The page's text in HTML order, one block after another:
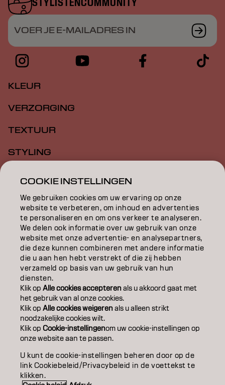
VOER JE E-MAILADRES IN
KLEUR
VERZORGING
TEXTUUR
STYLING
EDUCATION
OVER
SALONVINDER
WORD PARTNER
CONTACT
ColofonPrivacyverklaringCookiebeleid
GebruiksvoorwaardenToegankelijkheidsverklaring
NL | Dutch
COOKIE INSTELLINGEN
We gebruiken cookies om uw ervaring op onze
website te verbeteren, om inhoud en advertenties
te personaliseren en om ons verkeer te analyseren.
We delen ook informatie over uw gebruik van onze
website met onze advertentie- en analysepartners,
die deze kunnen combineren met andere informatie
die u aan hen hebt verstrekt of die zij hebben
verzameld op basis van uw gebruik van hun
diensten.
Klik opAlle cookies accepterenals u akkoord gaat met
het gebruik van al onze cookies.
Klik opAlle cookies weigerenals u alleen strikt
noodzakelijke cookies wilt.
Klik opCookie-instellingenom uw cookie-instellingen op
onze website aan te passen.
U kunt de cookie-instellingen beheren door op de
link Cookiebeleid/Privacybeleid in de voettekst te
klikken.